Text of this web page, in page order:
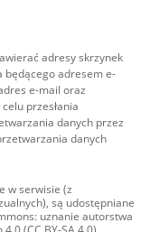
adresy skrzynek
będącego adresem e-
e-mail oraz
przesłania
danych przez
danych
w serwisie (z
są udostępniane
uznanie autorstwa